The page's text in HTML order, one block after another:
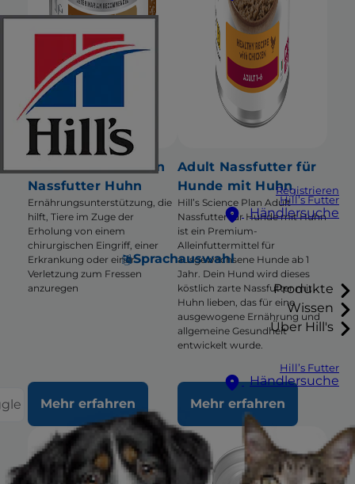
Registrieren
Hill’s Futter
Händlersuche
Sprachauswahl
Produkte
Wissen
Über Hill's
Hill’s Futter
Händlersuche
a/d Hunde & Katzen
Nassfutter Huhn
Ernährungsunterstützung, die
hilft, Tiere im Zuge der
Erholung von einem
chirurgischen Eingriff, einer
Erkrankung oder einer
Verletzung zum Fressen
anzuregen
Mehr erfahren
Adult Nassfutter für
Hunde mit Huhn
Hill’s Science Plan Adult
Nassfutter für Hunde mit Huhn
ist ein Premium-
Alleinfuttermittel für
ausgewachsene Hunde ab 1
Jahr. Dein Hund wird dieses
köstlich zarte Nassfutter mit
Huhn lieben, das für eine
ausgewogene Ernährung und
allgemeine Gesundheit
entwickelt wurde.
Mehr erfahren